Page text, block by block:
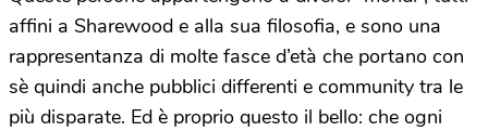
affini a Sharewood e alla sua filosofia, e sono una
rappresentanza di molte fasce d’età che portano con
sè quindi anche pubblici differenti e community tra le
più disparate. Ed è proprio questo il bello: che ogni